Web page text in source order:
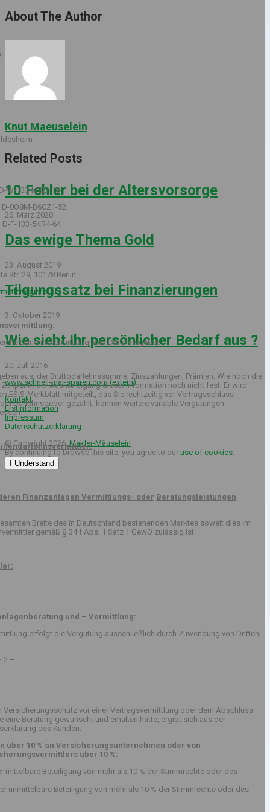
About The Author
Knut Maeuselein
Related Posts
10 Fehler bei der Altersvorsorge
26. März 2020
Das ewige Thema Gold
23. August 2019
Tilgungssatz bei Finanzierungen
3. Oktober 2019
Wie sieht Ihr persönlicher Bedarf aus ?
20. Juli 2016
www.schnell-mal-sparen.com (extern)
Kontakt
Erstinformation
Impressum
Datenschutzerklärung
© Copyright 2026,Makler-Mäuselein
By continuing to browse this site, you agree to our use of cookies
I Understand
133-MZLI-10
B6CZ1-52
5KR4-64
Str. 29, 10178 Berlin
Darlehnsvermittlung vom Darlehnsgeber.
aus: der Bruttodarlehnssumme, Zinszahlungen, Prämien. Wie hoch die
der Aushändigung dieser Information noch nicht fest. Er wird
ESIS-Merkblatt mitgeteilt, das Sie rechtzeitig vor Vertragsschluss
Darlehnsgeber gezahlt, können weitere variable Vergütungen
Finanzanlagen Vermittlungs- oder Beratungsleistungen
Breite des in Deutschland bestehenden Marktes soweit dies im
gemäß § 34 f Abs. 1 Satz 1 GewO zulässig ist.
und – Vermittlung:
erfolgt die Vergütung ausschließlich durch Zuwendung von Dritten,
–
vor einer Vertragsvermittlung oder dem Abschluss
Beratung gewünscht und erhalten hatte, ergibt sich aus der
des Kunden.
10 % an Versicherungsunternehmen oder von
über 10 %:
Beteiligung von mehr als 10 % der Stimmrechte oder des
unmittelbare Beteiligung von mehr als 10 % der Stimmrechte oder des